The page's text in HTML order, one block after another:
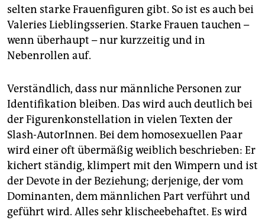
selten starke Frauenfiguren gibt. So ist es auch bei
Valeries Lieblingsserien. Starke Frauen tauchen –
wenn überhaupt – nur kurzzeitig und in
Nebenrollen auf.
Verständlich, dass nur männliche Personen zur
Identifikation bleiben. Das wird auch deutlich bei
der Figurenkonstellation in vielen Texten der
Slash-AutorInnen. Bei dem homosexuellen Paar
wird einer oft übermäßig weiblich beschrieben: Er
kichert ständig, klimpert mit den Wimpern und ist
der Devote in der Beziehung; derjenige, der vom
Dominanten, dem männlichen Part verführt und
geführt wird. Alles sehr klischeebehaftet. Es wird